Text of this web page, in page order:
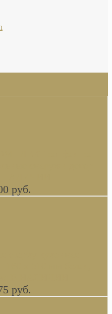
санфаянса
НАЛИЧИИ
руб.
x 510 мм белая,
В НАЛИЧИИ
руб.